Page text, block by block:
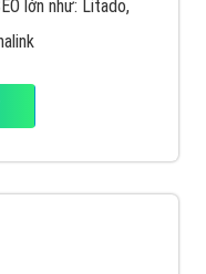
lớn như: Litado,